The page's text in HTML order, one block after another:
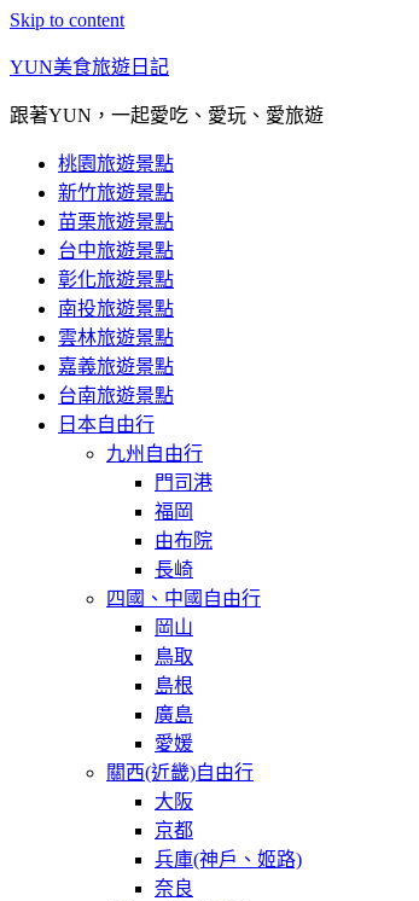
Skip to content
YUN美食旅遊日記
跟著YUN，一起愛吃、愛玩、愛旅遊
桃園旅遊景點
新竹旅遊景點
苗栗旅遊景點
台中旅遊景點
彰化旅遊景點
南投旅遊景點
雲林旅遊景點
嘉義旅遊景點
台南旅遊景點
日本自由行
九州自由行
門司港
福岡
由布院
長崎
四國、中國自由行
岡山
鳥取
島根
廣島
愛媛
關西(近畿)自由行
大阪
京都
兵庫(神戶、姬路)
奈良